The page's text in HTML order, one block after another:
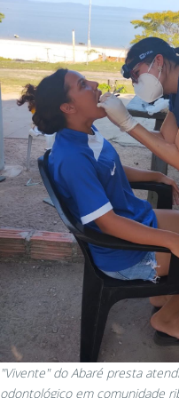
"Vivente" do Abaré presta
odontológico em comunidade